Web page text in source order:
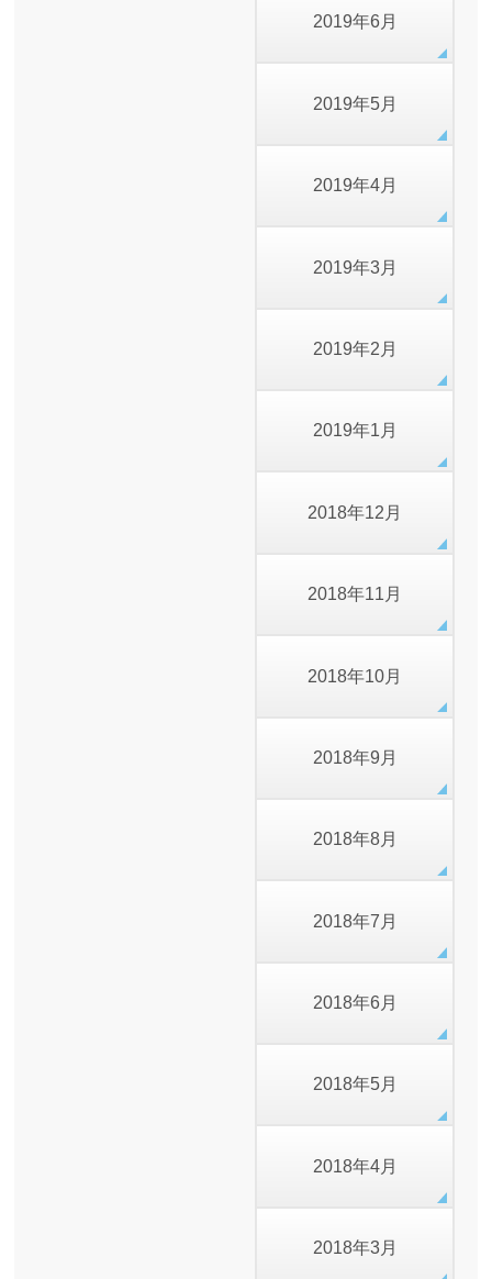
2019年6月
2019年5月
2019年4月
2019年3月
2019年2月
2019年1月
2018年12月
2018年11月
2018年10月
2018年9月
2018年8月
2018年7月
2018年6月
2018年5月
2018年4月
2018年3月